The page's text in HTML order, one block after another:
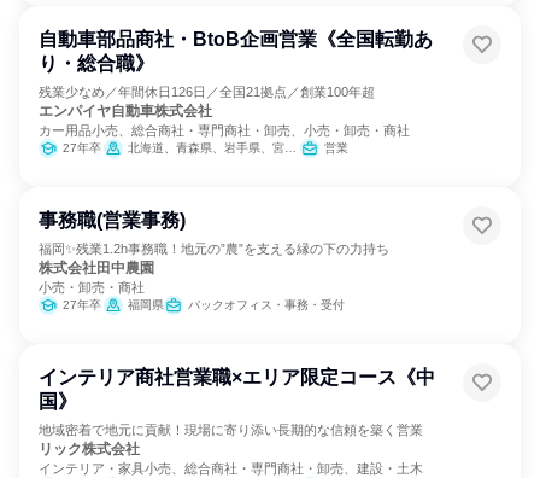
自動車部品商社・BtoB企画営業《全国転勤あ
り・総合職》
残業少なめ／年間休日126日／全国21拠点／創業100年超
エンパイヤ自動車株式会社
カー用品小売、総合商社・専門商社・卸売、小売・卸売・商社
27年卒 北海道、青森県、岩手県、宮城県、茨城県、栃木県、群馬県、埼玉県、東京都、新潟県、石川県、長野県、静岡県、愛知県、大阪府、広島県、香川県、福岡県、熊本県、鹿児島県、沖縄県 営業
事務職(営業事務)
福岡✨残業1.2h事務職！地元の”農”を支える縁の下の力持ち
株式会社田中農園
小売・卸売・商社
27年卒 福岡県 バックオフィス・事務・受付
インテリア商社営業職×エリア限定コース《中
国》
地域密着で地元に貢献！現場に寄り添い長期的な信頼を築く営業
リック株式会社
インテリア・家具小売、総合商社・専門商社・卸売、建設・土木